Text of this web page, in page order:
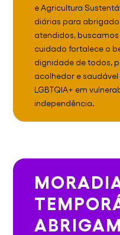
e Agricultura
diárias para
atendidos,
cuidado fortalece o
dignidade de todos,
acolhedor e
LGBTQIA+ em
independência.